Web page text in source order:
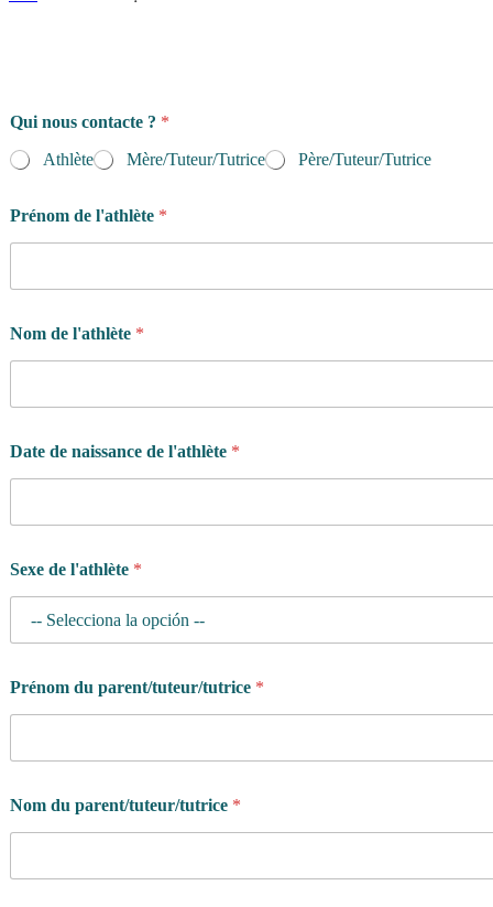
Qui nous contacte ? *
Athlète
Mère/Tuteur/Tutrice Père/Tuteur/Tutrice
Prénom de l'athlète *
Nom de l'athlète *
a
t
u
r
r
e
n
Date de naissance de l'athlète *
Sexe de l'athlète *
Prénom du parent/tuteur/tutrice *
Nom du parent/tuteur/tutrice *